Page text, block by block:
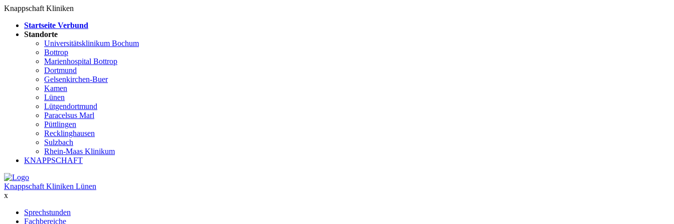
Knappschaft Kliniken
Startseite Verbund
Standorte
Universitätsklinikum Bochum
Bottrop
Marienhospital Bottrop
Dortmund
Gelsenkirchen-Buer
Kamen
Lünen
Lütgendortmund
Paracelsus Marl
Püttlingen
Recklinghausen
Sulzbach
Rhein-Maas Klinikum
KNAPPSCHAFT
Knappschaft Kliniken Lünen
x
Sprechstunden
Fachbereiche